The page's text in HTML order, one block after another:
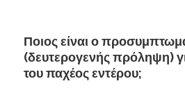
Ποιος είναι ο
(δευτερογενής πρόληψη)
του παχέος εντέρου;